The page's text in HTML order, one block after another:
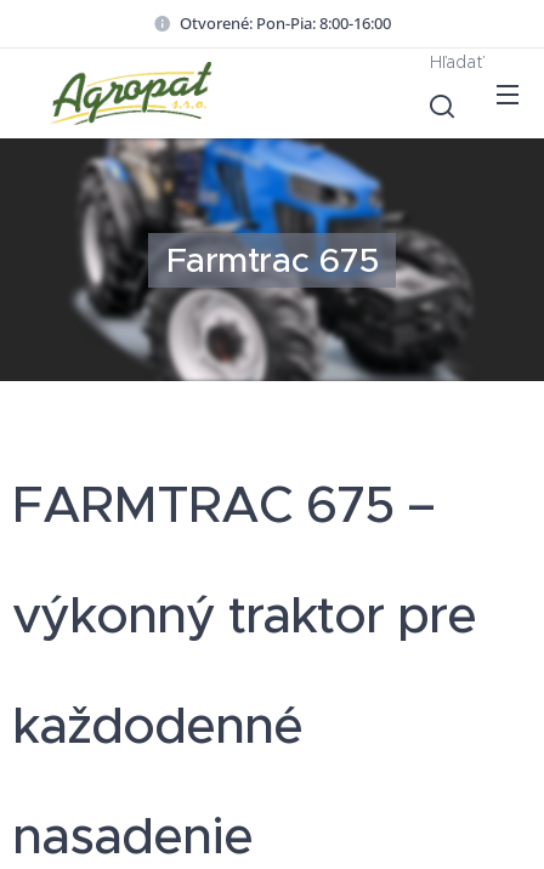
Otvorené: Pon-Pia: 8:00-16:00
Hľadať
Farmtrac 675
FARMTRAC 675 –
výkonný traktor pre
každodenné
nasadenie